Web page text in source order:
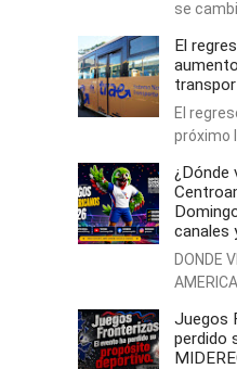
se
El
El
próximo
¿Dónde
canales
DONDE
Juegos
perdido